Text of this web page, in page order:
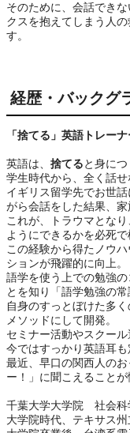
そのために、会話でき
クスを抱えてしまう人
す。
経歴・バックグ
「捨てる」英語トレー
英語は、 捨てると身に
学生時代から、全く話せ
イギリス留学先でお世
がら会話をした結果、家
これが、トラウマとな
ようにできるかを必死で
この経験から得たノウ
ションが飛躍的に向上。
語学を使う上での勉強
とを知り「語学勉強の
自身のすっとぼけた多
メソッドにして開発。
セミナー活動やスクール
今ではすっかり英語耳も
最近、早口の関西人の
ー！」に聞こえることが
千葉大学大学院 社会科
大学院時代、テキサス州